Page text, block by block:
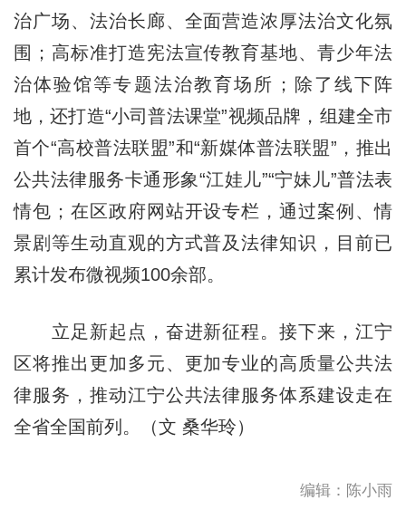
治广场、法治长廊、全面营造浓厚法治文化氛
围；高标准打造宪法宣传教育基地、青少年法
治体验馆等专题法治教育场所；除了线下阵
地，还打造“小司普法课堂”视频品牌，组建全市
首个“高校普法联盟”和“新媒体普法联盟”，推出
公共法律服务卡通形象“江娃儿”“宁妹儿”普法表
情包；在区政府网站开设专栏，通过案例、情
景剧等生动直观的方式普及法律知识，目前已
累计发布微视频100余部。
立足新起点，奋进新征程。接下来，江宁
区将推出更加多元、更加专业的高质量公共法
律服务，推动江宁公共法律服务体系建设走在
全省全国前列。（文 桑华玲）
编辑：陈小雨